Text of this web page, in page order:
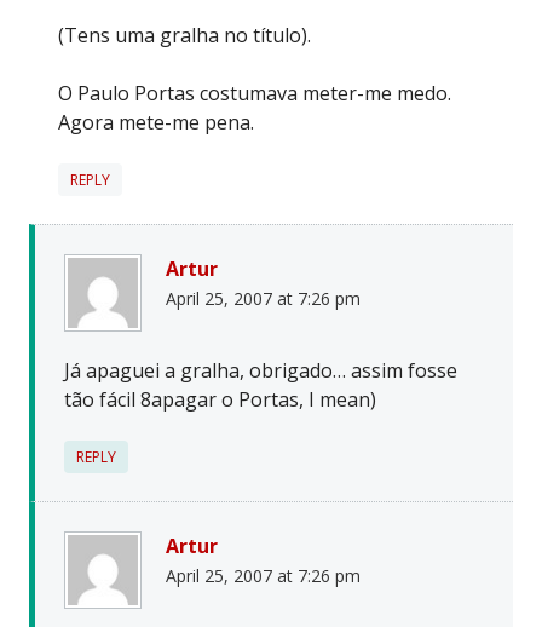
(Tens uma gralha no título).
O Paulo Portas costumava meter-me medo.
Agora mete-me pena.
REPLY
Artur
April 25, 2007 at 7:26 pm
Já apaguei a gralha, obrigado… assim fosse
tão fácil 8apagar o Portas, I mean)
REPLY
Artur
April 25, 2007 at 7:26 pm